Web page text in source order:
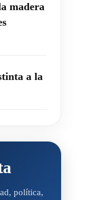
madera
a la
política,